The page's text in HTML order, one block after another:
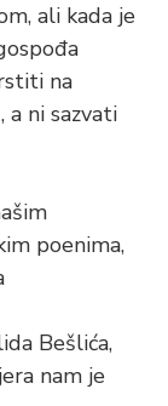
ali kada je
na
a ni sazvati
poenima,
Bešlića,
nam je